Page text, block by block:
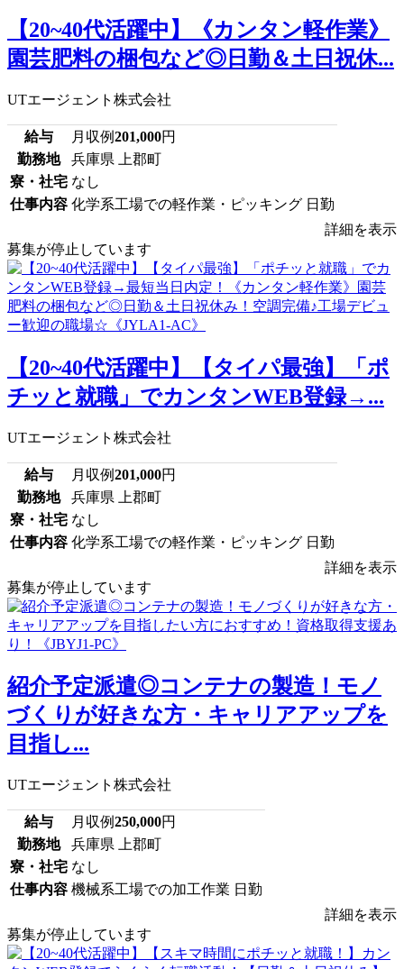
【20~40代活躍中】《カンタン軽作業》
園芸肥料の梱包など◎日勤＆土日祝休...
UTエージェント株式会社
給与 月収例201,000円
勤務地
兵庫県 上郡町
寮・社宅 なし
仕事内容 化学系工場での軽作業・ピッキング 日勤
詳細を表示
募集が停止しています
【20~40代活躍中】【タイパ最強】「ポ
チッと就職」でカンタンWEB登録→...
UTエージェント株式会社
給与 月収例201,000円
勤務地
兵庫県 上郡町
寮・社宅 なし
仕事内容 化学系工場での軽作業・ピッキング 日勤
詳細を表示
募集が停止しています
紹介予定派遣◎コンテナの製造！モノ
づくりが好きな方・キャリアアップを
目指し...
UTエージェント株式会社
給与 月収例250,000円
勤務地
兵庫県 上郡町
寮・社宅 なし
仕事内容 機械系工場での加工作業 日勤
詳細を表示
募集が停止しています